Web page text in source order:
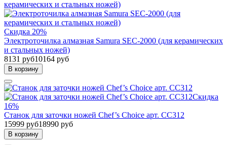
Скидка 20%
Электроточилка алмазная Samura SEC-2000 (для керамических
и стальных ножей)
8131 руб10164 руб
В корзину
Скидка
16%
Станок для заточки ножей Chef’s Choice арт. CC312
15999 руб18990 руб
В корзину